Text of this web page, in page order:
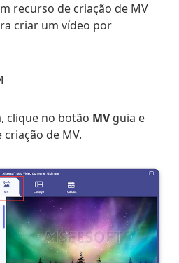
recurso de criação de MV
criar um vídeo por
clique no botão MVguia e
de MV.